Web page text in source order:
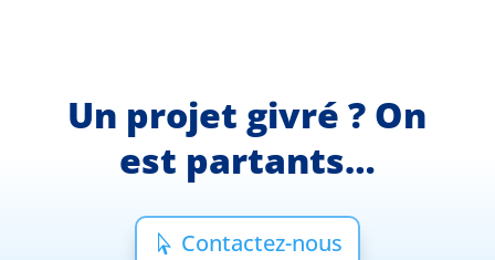
Un projet givré ? On
est partants…
Contactez-nous